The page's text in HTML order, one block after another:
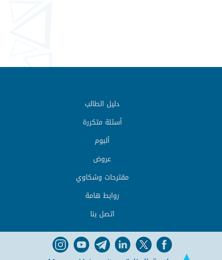
دليل الطالب
أسئلة متكررة
ألبوم
عروض
مقترحات وشكاوي
روابط هامة
اتصل بنا